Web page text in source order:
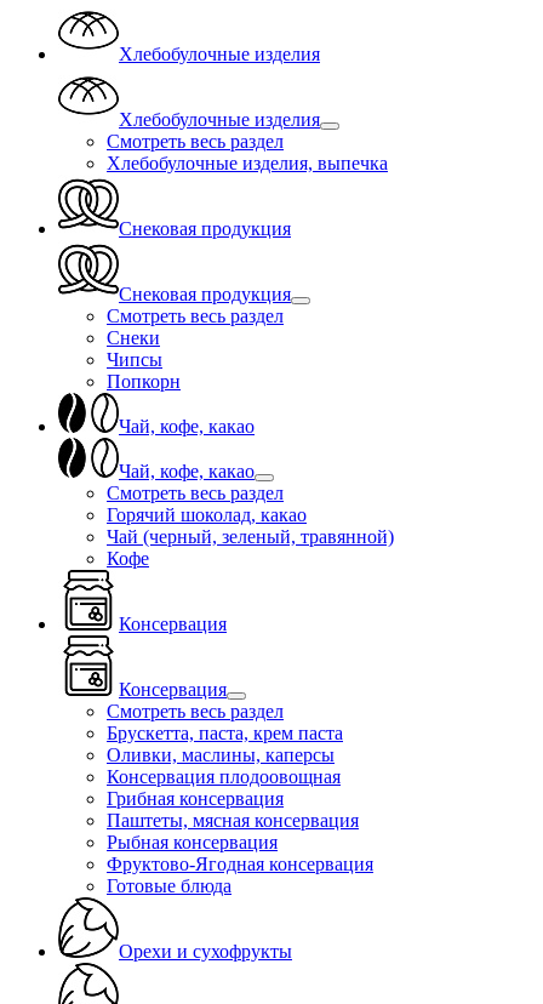
Хлебобулочные изделия
Хлебобулочные изделия
Смотреть весь раздел
Хлебобулочные изделия, выпечка
Снековая продукция
Снековая продукция
Смотреть весь раздел
Снеки
Чипсы
Попкорн
Чай, кофе, какао
Чай, кофе, какао
Смотреть весь раздел
Горячий шоколад, какао
Чай (черный, зеленый, травянной)
Кофе
Консервация
Консервация
Смотреть весь раздел
Брускетта, паста, крем паста
Оливки, маслины, каперсы
Консервация плодоовощная
Грибная консервация
Паштеты, мясная консервация
Рыбная консервация
Фруктово-Ягодная консервация
Готовые блюда
Орехи и сухофрукты